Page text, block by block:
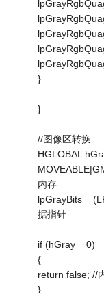
}
}
//图像区转换
HGLOBAL
内存
lpGrayBits =
据指针
if (hGray==0)
{
return false; //
}